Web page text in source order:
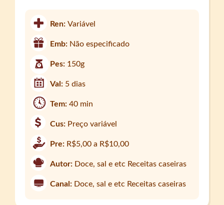
Ren:Variável
Emb: Não especificado
Pes: 150g
Val: 5 dias
Tem:40 min
Cus: Preço variável
Pre: R$5,00 a R$10,00
Autor: Doce, sal e etc Receitas caseiras
Canal: Doce, sal e etc Receitas caseiras